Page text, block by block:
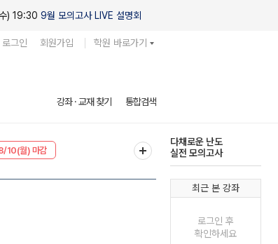
) 19:30 9월 모의고사 LIVE 설명회
로그인 회원가입 학원 바로가기
강좌 · 교재 찾기 통합검색
월) 마감
다채로운 난도
실전 모의고사
최근 본 강좌
로그인 후
확인하세요